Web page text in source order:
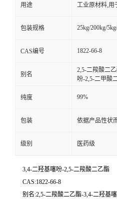
用途 工业原材料,用
包装规格 25kg/200kg/
CAS编号 1822-66-8
别名
2,5-二羧酸二
吩-2,5-二甲酸
纯度 99%
包装 依据产品性状
级别 医药级
3,4-二羟基噻吩-2,5-二羧酸二乙酯
CAS:1822-66-8
别名:2,5-二羧酸二乙酯-3,4-二羟基